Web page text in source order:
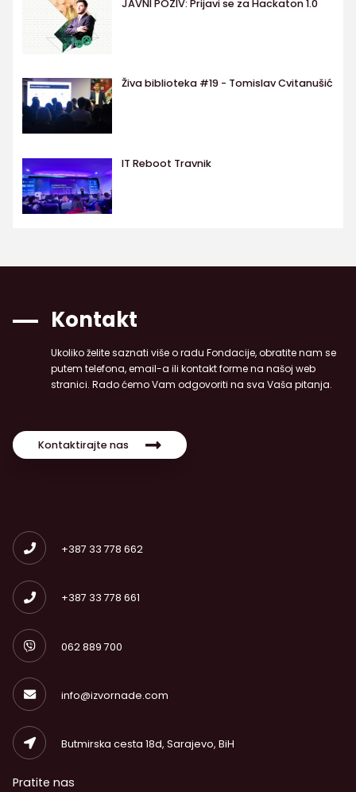
JAVNI POZIV: Prijavi se za Hackaton 1.0
Živa biblioteka #19 - Tomislav Cvitanušić
IT Reboot Travnik
Kontakt
Ukoliko želite saznati više o radu Fondacije, obratite nam se
putem telefona, email-a ili kontakt forme na našoj web
stranici. Rado ćemo Vam odgovoriti na sva Vaša pitanja.
Kontaktirajte nas
+387 33 778 662
+387 33 778 661
062 889 700
info@izvornade.com
Butmirska cesta 18d, Sarajevo, BiH
Pratite nas